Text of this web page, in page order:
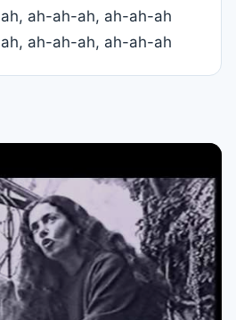
ah-ah-ah, ah-ah-ah
ah-ah-ah, ah-ah-ah